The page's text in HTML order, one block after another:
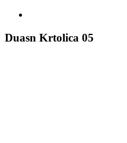
Duasn Krtolica 05